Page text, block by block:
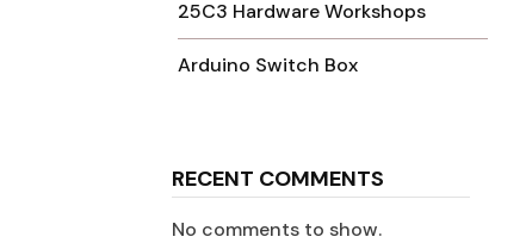
25C3 Hardware Workshops
Arduino Switch Box
RECENT COMMENTS
No comments to show.